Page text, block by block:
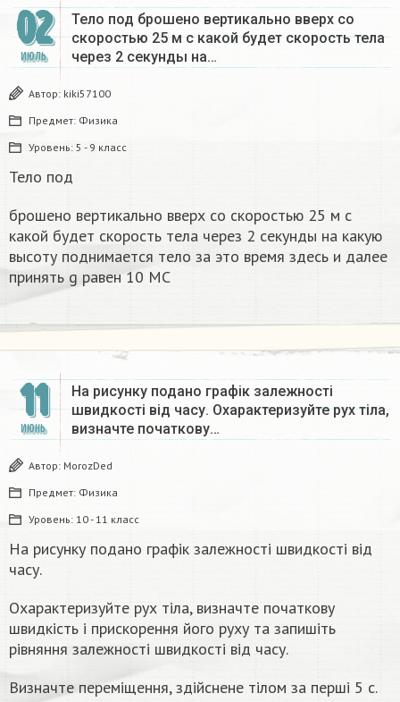
02
ИЮЛЬ
Тело под брошено вертикально вверх со
скоростью 25 м с какой будет скорость тела
через 2 секунды на…
Автор: kiki57100
Предмет: Физика
Уровень: 5 - 9 класс
Тело под
брошено вертикально вверх со скоростью 25 м с
какой будет скорость тела через 2 секунды на какую
высоту поднимается тело за это время здесь и далее
принять g равен 10 МС
11
ИЮНЬ
На рисунку подано графік залежності
швидкості від часу. Охарактеризуйте рух тіла,
визначте початкову…
Автор: MorozDed
Предмет: Физика
Уровень: 10 - 11 класс
На рисунку подано графік залежності швидкості від
часу.
Охарактеризуйте рух тіла, визначте початкову
швидкість і прискорення його руху та запишіть
рівняння залежності швидкості від часу.
Визначте переміщення, здійснене тілом за перші 5 с.​